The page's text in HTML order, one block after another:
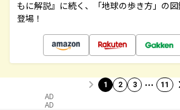
もに解説』に続く、「地球の歩き方」の
登場！
1 2 3 … 11
AD
AD